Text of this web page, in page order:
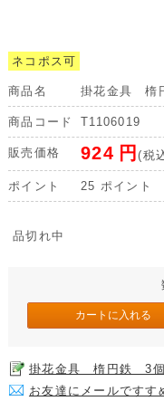
ネコポス可
商品名 掛花金具 楕
商品コード T1106019
販売価格 924 円(税
ポイント 25 ポイント
品切れ中
掛花金具 楕円鉄 3個
お友達にメールですす